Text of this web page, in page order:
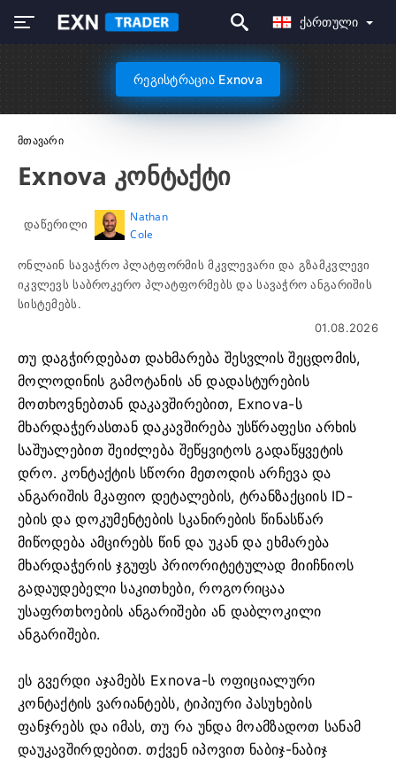
Ქართული
რეგისტრაცია Exnova
Მთავარი
Exnova კონტაქტი
დაწერილი
Nathan
Cole
ონლაინ სავაჭრო პლატფორმის მკვლევარი და გზამკვლევი
იკვლევს საბროკერო პლატფორმებს და სავაჭრო ანგარიშის
სისტემებს.
01.08.2026
თუ დაგჭირდებათ დახმარება შესვლის შეცდომის,
მოლოდინის გამოტანის ან დადასტურების
მოთხოვნებთან დაკავშირებით, Exnova-ს
მხარდაჭერასთან დაკავშირება უსწრაფესი არხის
საშუალებით შეიძლება შეწყვიტოს გადაწყვეტის
დრო. კონტაქტის სწორი მეთოდის არჩევა და
ანგარიშის მკაფიო დეტალების, ტრანზაქციის ID-
ების და დოკუმენტების სკანირების წინასწარ
მიწოდება ამცირებს წინ და უკან და ეხმარება
მხარდაჭერის ჯგუფს პრიორიტეტულად მიიჩნიოს
გადაუდებელი საკითხები, როგორიცაა
უსაფრთხოების ანგარიშები ან დაბლოკილი
ანგარიშები.
ეს გვერდი აჯამებს Exnova-ს ოფიციალური
კონტაქტის ვარიანტებს, ტიპიური პასუხების
ფანჯრებს და იმას, თუ რა უნდა მოამზადოთ სანამ
დაუკავშირდებით. თქვენ იპოვით ნაბიჯ-ნაბიჯ